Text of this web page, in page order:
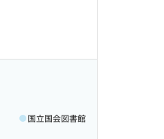
国立国会図書館